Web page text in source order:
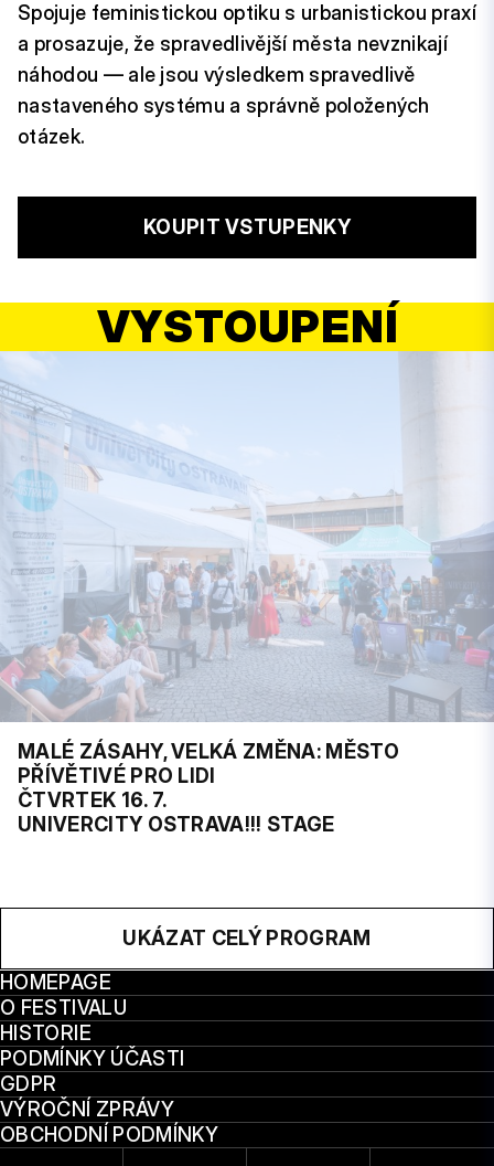
Spojuje feministickou optiku s urbanistickou praxí
a prosazuje, že spravedlivější města nevznikají
náhodou — ale jsou výsledkem spravedlivě
nastaveného systému a správně položených
otázek.
KOUPIT VSTUPENKY
VYSTOUPENÍ
MALÉ ZÁSAHY, VELKÁ ZMĚNA: MĚSTO
PŘÍVĚTIVÉ PRO LIDI
ČTVRTEK 16. 7.
UNIVERCITY OSTRAVA!!! STAGE
UKÁZAT CELÝ PROGRAM
HOMEPAGE
O FESTIVALU
HISTORIE
PODMÍNKY ÚČASTI
GDPR
VÝROČNÍ ZPRÁVY
OBCHODNÍ PODMÍNKY